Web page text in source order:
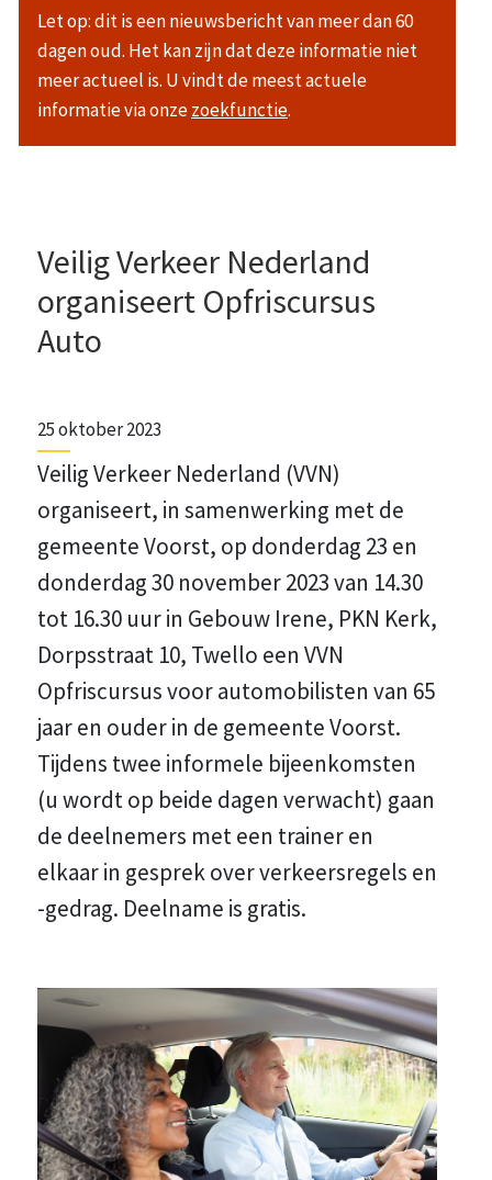
Let op: dit is een nieuwsbericht van meer dan 60
dagen oud. Het kan zijn dat deze informatie niet
meer actueel is. U vindt de meest actuele
informatie via onzezoekfunctie.
Veilig Verkeer Nederland
organiseert Opfriscursus
Auto
25 oktober 2023
Veilig Verkeer Nederland (VVN)
organiseert, in samenwerking met de
gemeente Voorst, op donderdag 23 en
donderdag 30 november 2023 van 14.30
tot 16.30 uur in Gebouw Irene, PKN Kerk,
Dorpsstraat 10, Twello een VVN
Opfriscursus voor automobilisten van 65
jaar en ouder in de gemeente Voorst.
Tijdens twee informele bijeenkomsten
(u wordt op beide dagen verwacht) gaan
de deelnemers met een trainer en
elkaar in gesprek over verkeersregels en
-gedrag. Deelname is gratis.